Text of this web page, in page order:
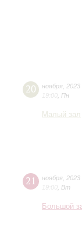
20 ноября 2023
19:00 Пн
Малый зал
21 ноября 2023
19:00 Вт
Большой